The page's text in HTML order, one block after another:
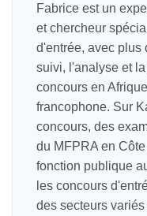
Fabrice est un
et chercheur
d'entrée, avec plus
suivi, l'analyse et
concours en
francophone. Sur
concours, des
du MFPRA en
fonction publique
les concours
des secteurs